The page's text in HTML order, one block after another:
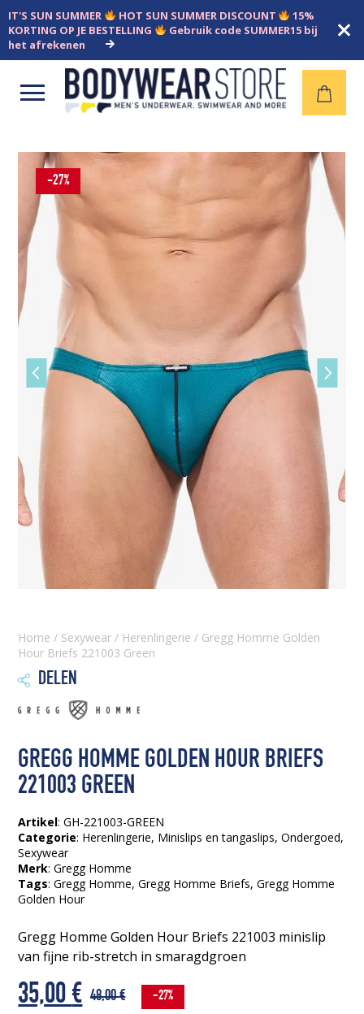
IT'S SUN SUMMER HOT SUN SUMMER DISCOUNT
15%
KORTING OP JE BESTELLING
Gebruik code SUMMER15 bij
het afrekenen
Open
-27%
Vorige
slide
slide
Home / Sexywear / Herenlingerie / Gregg Homme Golden
Hour Briefs 221003 Green
 DELEN
GREGG HOMME GOLDEN HOUR BRIEFS
221003 GREEN
Artikel: GH-221003-GREEN
Categorie: Herenlingerie, Minislips en tangaslips,Ondergoed,
Sexywear
Merk: Gregg Homme
Tags:Gregg Homme, Gregg Homme Briefs, Gregg Homme
Golden Hour
Gregg Homme Golden Hour Briefs 221003 minislip
van fijne rib-stretch in smaragdgroen
48,00€
Oorspronkelijke
35,00€
Huidige
-27%